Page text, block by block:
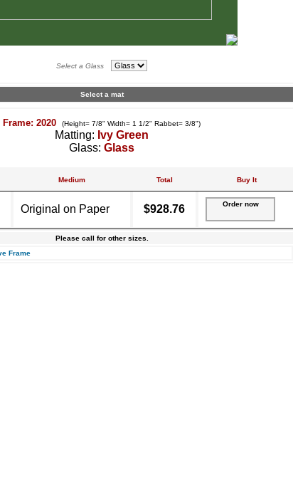
Select a Glass
Select a mat
Frame: 2020 (Height= 7/8" Width= 1 1/2" Rabbet= 3/8")
Matting: Ivy Green
Glass: Glass
Medium Total Buy It
Original on Paper $928.76 Order now
Please call for other sizes.
Frame